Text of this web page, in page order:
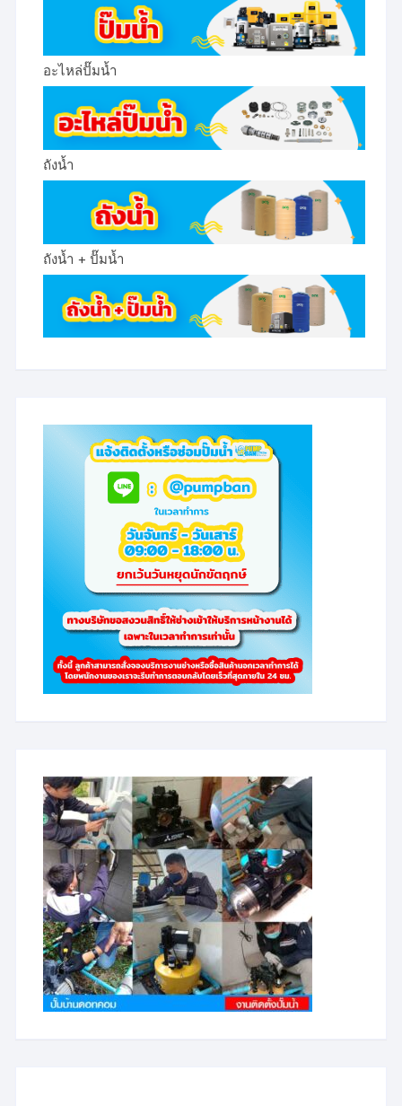
อะไหล่ปั๊มน้ำ
ถังน้ำ
ถังน้ำ + ปั๊มน้ำ